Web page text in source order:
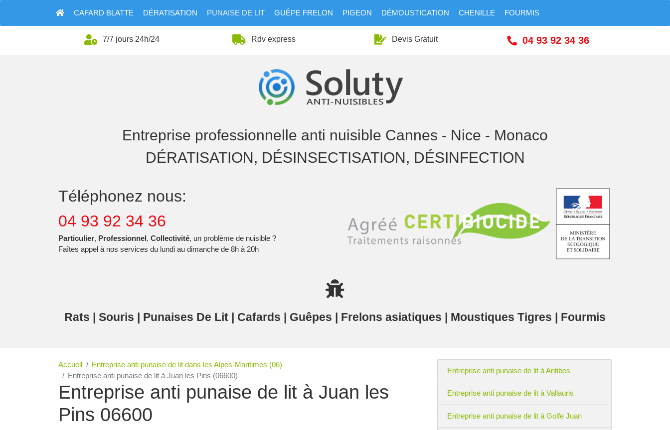
CAFARD BLATTE DÉRATISATION PUNAISE DE LIT GUÊPE FRELON PIGEON DÉMOUSTICATION CHENILLE FOURMIS
7/7 jours 24h/24 Rdv express Devis Gratuit 04 93 92 34 36
Entreprise professionnelle anti nuisible Cannes - Nice - Monaco
DÉRATISATION, DÉSINSECTISATION, DÉSINFECTION
Téléphonez nous:
04 93 92 34 36
Particulier, Professionnel, Collectivité, un problème de nuisible ?
Faîtes appel à nos services du lundi au dimanche de 8h à 20h
Rats | Souris | Punaises De Lit | Cafards | Guêpes | Frelons asiatiques | Moustiques Tigres | Fourmis
Accueil
Entreprise anti punaise de lit dans les Alpes-Maritimes (06)
Entreprise anti punaise de lit à Juan les Pins (06600)
Entreprise anti punaise de lit à Juan les
Pins 06600
Entreprise anti punaise de lit à Antibes
Entreprise anti punaise de lit à Vallauris
Entreprise anti punaise de lit à Golfe Juan